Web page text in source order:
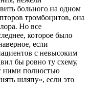
больного на одном
тромбоцитов, она
Но все
которое было
если
с невысоким
бы ровно ту схему,
ними полностью
шляпу», если это